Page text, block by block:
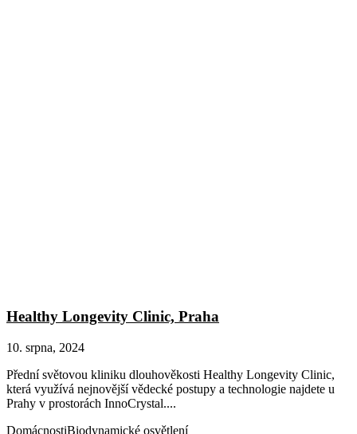
Healthy Longevity Clinic, Praha
10. srpna, 2024
Přední světovou kliniku dlouhověkosti Healthy Longevity Clinic,
která využívá nejnovější vědecké postupy a technologie najdete u
Prahy v prostorách InnoCrystal....
DomácnostiBiodynamické osvětlení